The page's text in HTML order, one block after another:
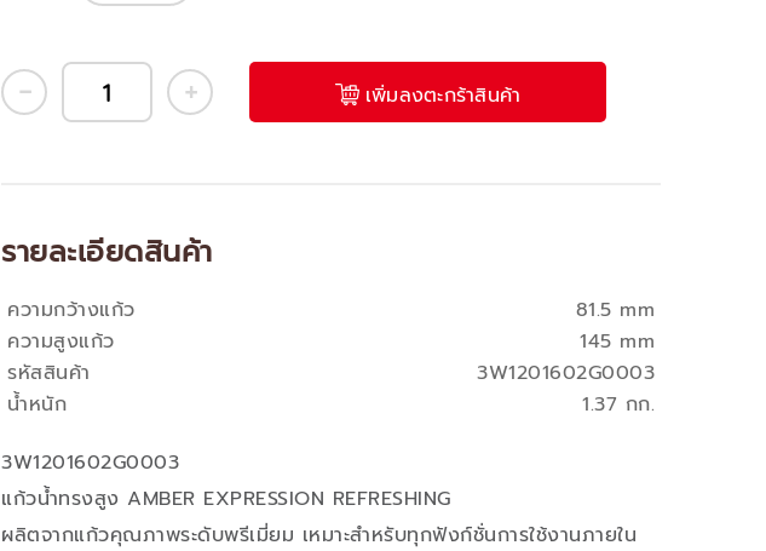
เพิ่มลงตะกร้าสินค้า
3W1201602G0003
แก้วน้ำทรงสูง AMBER EXPRESSION REFRESHING
ผลิตจากแก้วคุณภาพระดับพรีเมี่ยม เหมาะสำหรับทุกฟังก์ชั่นการใช้งานภายใน
รายละเอียดสินค้า
คุณสมบัติ
ความกว้างแก้ว
81.5 mm
ความสูงแก้ว
145 mm
รหัสสินค้า
3W1201602G0003
น้ำหนัก
1.37 กก.